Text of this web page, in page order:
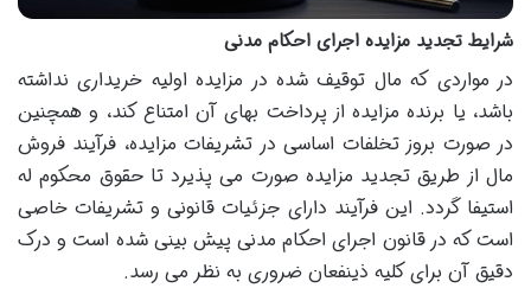
شرایط تجدید مزایده اجرای احکام مدنی
در مواردی که مال توقیف شده در مزایده اولیه خریداری نداشته
باشد، یا برنده مزایده از پرداخت بهای آن امتناع کند، و همچنین
در صورت بروز تخلفات اساسی در تشریفات مزایده، فرآیند فروش
مال از طریق تجدید مزایده صورت می پذیرد تا حقوق محکوم له
استیفا گردد. این فرآیند دارای جزئیات قانونی و تشریفات خاصی
است که در قانون اجرای احکام مدنی پیش بینی شده است و درک
دقیق آن برای کلیه ذینفعان ضروری به نظر می رسد.